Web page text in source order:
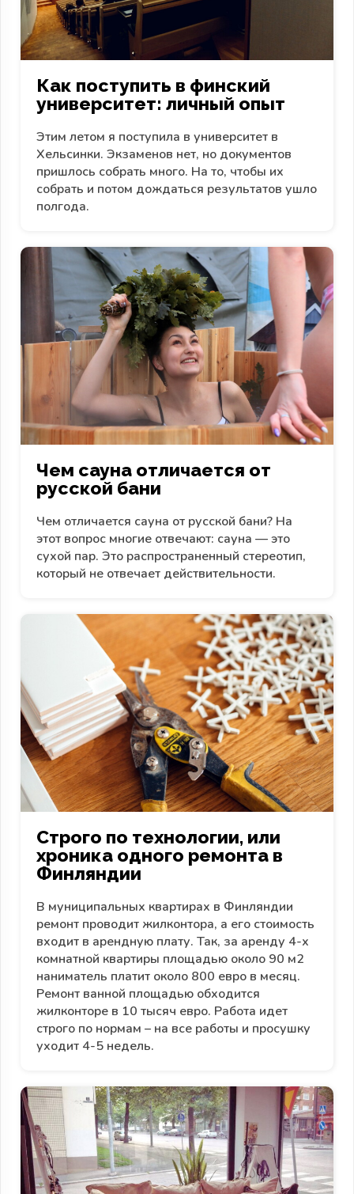
Как поступить в финский
университет: личный опыт
Этим летом я поступила в университет в
Хельсинки. Экзаменов нет, но документов
пришлось собрать много. На то, чтобы их
собрать и потом дождаться результатов ушло
полгода.
Чем сауна отличается от
русской бани
Чем отличается сауна от русской бани? На
этот вопрос многие отвечают: сауна — это
сухой пар. Это распространенный стереотип,
который не отвечает действительности.
Строго по технологии, или
хроника одного ремонта в
Финляндии
В муниципальных квартирах в Финляндии
ремонт проводит жилконтора, а его стоимость
входит в арендную плату. Так, за аренду 4-х
комнатной квартиры площадью около 90 м2
наниматель платит около 800 евро в месяц.
Ремонт ванной площадью обходится
жилконторе в 10 тысяч евро. Работа идет
строго по нормам – на все работы и просушку
уходит 4-5 недель.